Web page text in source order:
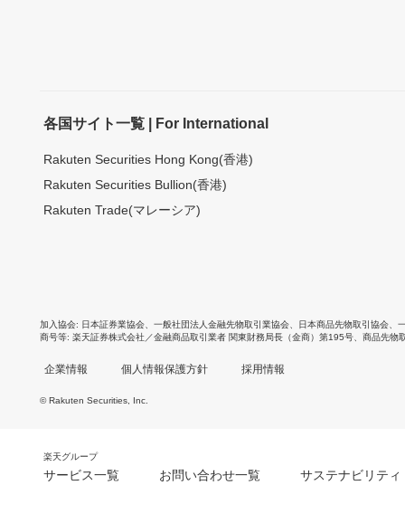
各国サイト一覧 | For International
Rakuten Securities Hong Kong(香港)
Rakuten Securities Bullion(香港)
Rakuten Trade(マレーシア)
加入協会 日本証券業協会 一般社団法人金融先物取引業協会 日本商品先物取引協会
商号等 楽天証券株式会社／金融商品取引業者 関東財務局長（金商）第195号、商品先物
企業情報 個人情報保護方針 採用情報
© Rakuten Securities, Inc.
楽天グループ
サービス一覧 お問い合わせ一覧 サステナビリティ